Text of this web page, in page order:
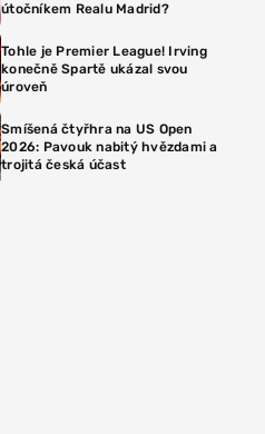
útočníkem Realu Madrid?
Tohle je Premier League! Irving
konečně Spartě ukázal svou
úroveň
Smíšená čtyřhra na US Open
2026: Pavouk nabitý hvězdami a
trojitá česká účast